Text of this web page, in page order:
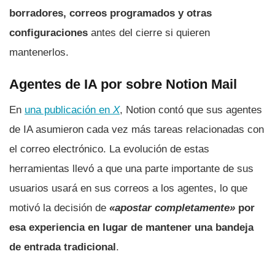
borradores, correos programados y otras
configuraciones antes del cierre si quieren
mantenerlos.
Agentes de IA por sobre Notion Mail
En una publicación en X, Notion contó que sus agentes
de IA asumieron cada vez más tareas relacionadas con
el correo electrónico. La evolución de estas
herramientas llevó a que una parte importante de sus
usuarios usará en sus correos a los agentes, lo que
motivó la decisión de «apostar completamente» por
esa experiencia en lugar de mantener una bandeja
de entrada tradicional.